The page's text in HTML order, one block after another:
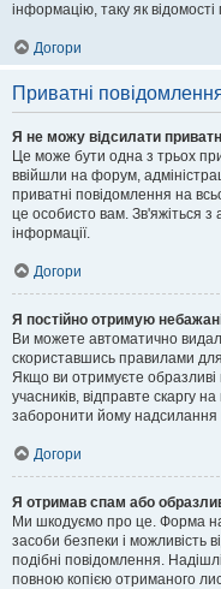
інформацію, таку як
Догори
Приватні
Я не можу відсилати
Це може бути одна з трьох
ввійшли на форум,
приватні повідомлення на
це особисто вам. Зв'яжіться з
інформації.
Догори
Я постійно отримую
Ви можете автоматично
скориставшись правилами
Якщо ви отримуєте образливі
учасників, відправте скаргу
заборонити йому надсилання
Догори
Я отримав спам або
Ми шкодуємо про це. Форма
засоби безпеки і можливість
подібні повідомлення.
повною копією отриманого